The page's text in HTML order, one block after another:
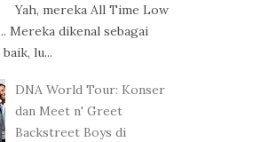
Yah, mereka All Time Low
Mereka dikenal sebagai
lu...
DNA World Tour: Konser
dan Meet n' Greet
Backstreet Boys di